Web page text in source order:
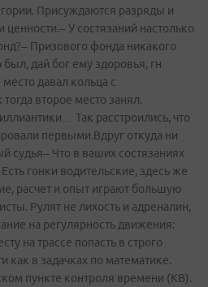
Присуждаются разряды и
У состязаний настолько
Призового фонда никакого
был, дай бог ему здоровья, г­н
давал кольца с
второе место занял.
Так расстроились, что
первыми.Вдруг откуда ни
Что в ваших состязаниях
гонки водительские, здесь же
расчет и опыт играют большую
Рулят не лихость и адреналин,
на регулярность движения:
на трассе попасть в строго
как в задачках по математике.
пункте контроля времени (КВ).